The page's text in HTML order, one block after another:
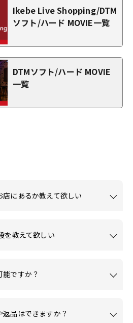
Ikebe Live Shopping/DTM
ソフト/ハード MOVIE一覧
DTMソフト/ハード MOVIE
一覧
にあるか教えて欲しい
を教えて欲しい
ですか？
品はできますか？